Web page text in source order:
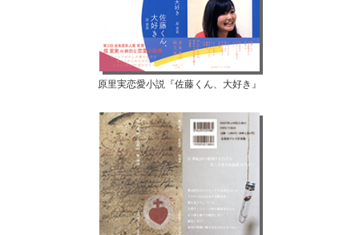
原里実恋愛小説『佐藤くん、大好き』